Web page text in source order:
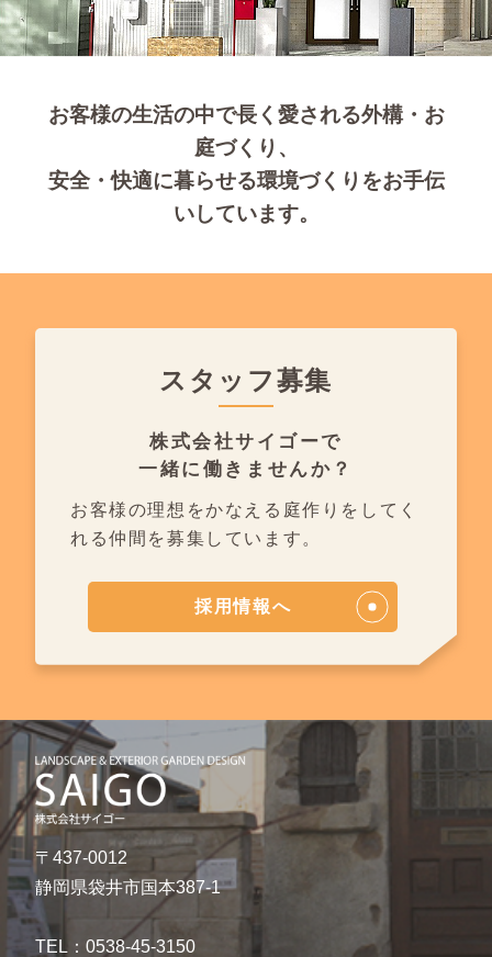
お客様の生活の中で長く愛される外構・お
庭づくり、
安全・快適に暮らせる環境づくりをお手伝
いしています。
スタッフ募集
株式会社サイゴーで
一緒に働きませんか？
お客様の理想をかなえる庭作りを してく
れる仲間を募集しています。
採用情報へ
〒437-0012
静岡県袋井市国本387-1
TEL：0538-45-3150